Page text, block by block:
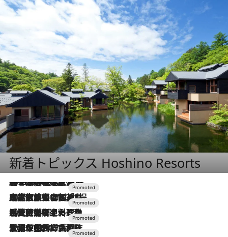
新着トピックス Hoshino Resorts
2026.8.7
【トンボの足水浴】ヒノキの香りに包まれて涼感マックス！約13℃の湧水かけ流しを避暑地「星野温泉 トンボの湯」で体験
2026.7.31
【ホテル帰省】という選択肢をOMOが提案。家族とほどよい距離を保つには「昼は実家、夜は気兼ねなくホテルで！」
2026.7.24
【夏限定ディナーコース】旬を迎える稚鮎や花ズッキーニなどをイタリア・トスカーナの郷土料理の手法で満喫！
2026.7.17
「土佐和ハーブかき氷」がOMO7高知に登場！生姜、山椒、大葉など目にも舌にも涼を呼ぶ郷土の味